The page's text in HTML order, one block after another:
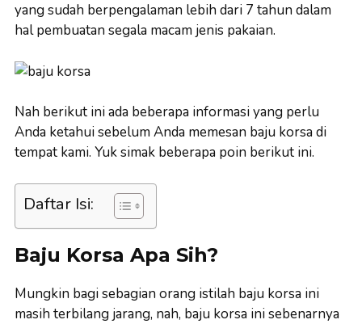
yang sudah berpengalaman lebih dari 7 tahun dalam
hal pembuatan segala macam jenis pakaian.
Nah berikut ini ada beberapa informasi yang perlu
Anda ketahui sebelum Anda memesan baju korsa di
tempat kami. Yuk simak beberapa poin berikut ini.
Daftar Isi:
Baju Korsa Apa Sih?
Mungkin bagi sebagian orang istilah baju korsa ini
masih terbilang jarang, nah, baju korsa ini sebenarnya